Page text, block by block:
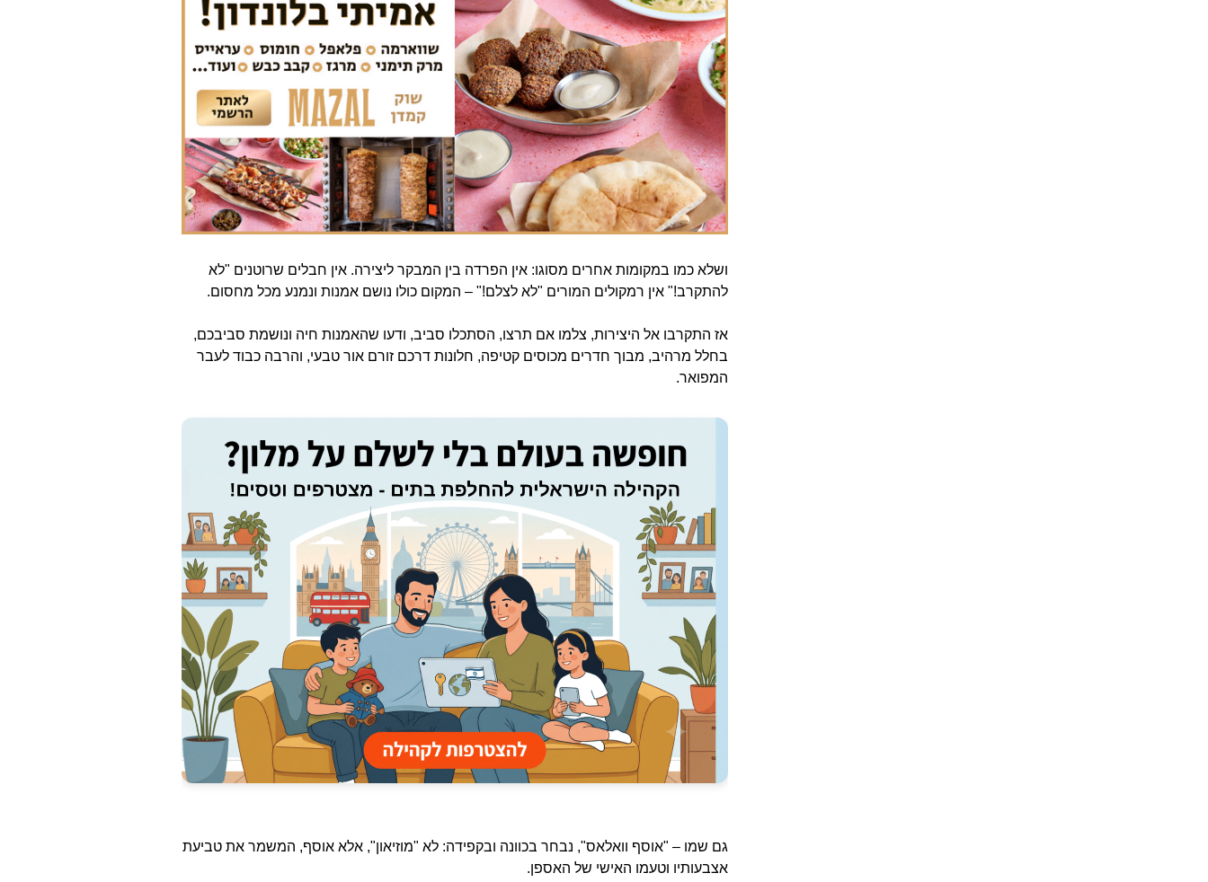
ושלא כמו במקומות אחרים מסוגו: אין הפרדה בין המבקר ליצירה. אין חבלים שרוטנים "לא
להתקרב!" אין רמקולים המורים "לא לצלם!" – המקום כולו נושם אמנות ונמנע מכל מחסום.
אז התקרבו אל היצירות, צלמו אם תרצו, הסתכלו סביב, ודעו שהאמנות חיה ונושמת סביבכם,
בחלל מרהיב, מבוך חדרים מכוסים קטיפה, חלונות דרכם זורם אור טבעי, והרבה כבוד לעבר
המפואר.
גם שמו – "אוסף וואלאס", נבחר בכוונה ובקפידה: לא "מוזיאון", אלא אוסף, המשמר את טביעת
אצבעותיו וטעמו האישי של האספן.